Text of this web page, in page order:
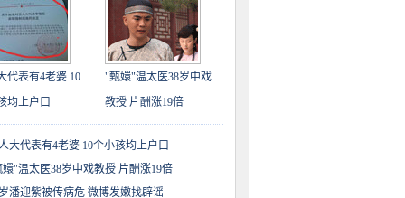
代表有4老婆 10
均上户口
"甄嬛"温太医38岁中戏
教授 片酬涨19倍
大代表有4老婆 10个小孩均上户口
"温太医38岁中戏教授 片酬涨19倍
潘迎紫被传病危 微博发嫩找辟谣